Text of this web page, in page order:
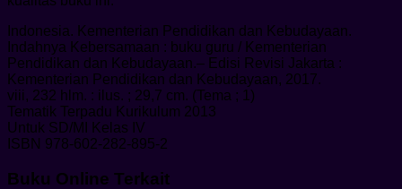
Indonesia. Kementerian Pendidikan dan Kebudayaan.
Indahnya Kebersamaan : buku guru / Kementerian
Pendidikan dan Kebudayaan.– Edisi Revisi Jakarta :
Kementerian Pendidikan dan Kebudayaan, 2017.
viii, 232 hlm. : ilus. ; 29,7 cm. (Tema ; 1)
Tematik Terpadu Kurikulum 2013
Untuk SD/MI Kelas IV
ISBN 978-602-282-895-2
Buku Online Terkait